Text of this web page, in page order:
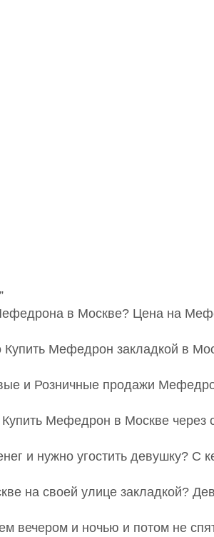
в Москве? Цена на
Мефедрон закладкой в
и Розничные продажи
Мефедрон в Москве через
и нужно угостить девушку?
на своей улице закладкой?
вечером и ночью и потом не